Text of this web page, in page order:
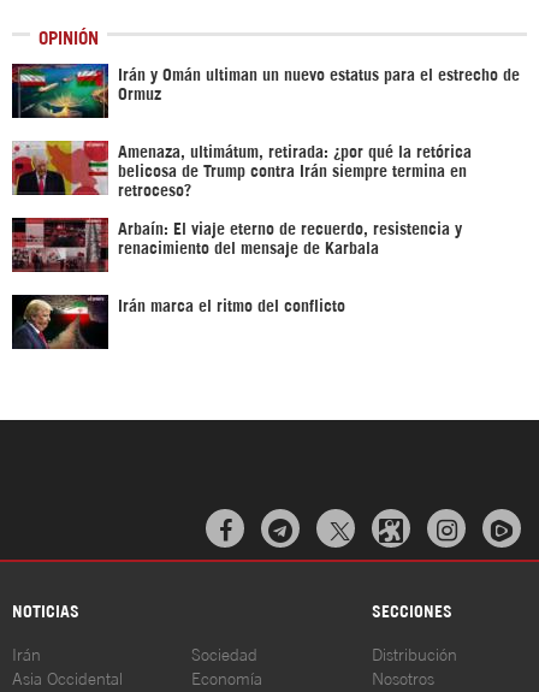
OPINIÓN
Irán y Omán ultiman un nuevo estatus para el estrecho de
Ormuz
Amenaza, ultimátum, retirada: ¿por qué la retórica
belicosa de Trump contra Irán siempre termina en
retroceso?
Arbaín: El viaje eterno de recuerdo, resistencia y
renacimiento del mensaje de Karbala
Irán marca el ritmo del conflicto
  
NOTICIAS SECCIONES
Irán
Asia Occidental
Sociedad
Economía
Distribución
Nosotros